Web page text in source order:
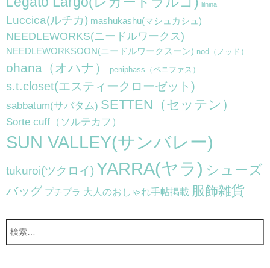
lilnina
Luccica(ルチカ) mashukashu(マシュカシュ)
NEEDLEWORKS(ニードルワークス)
NEEDLEWORKSOON(ニードルワークスーン) nod（ノッド）
ohana（オハナ） peniphass（ペニファス）
s.t.closet(エスティークローゼット)
sabbatum(サバタム) SETTEN（セッテン）
Sorte cuff（ソルテカフ）
SUN VALLEY(サンバレー)
tukuroi(ツクロイ) YARRA(ヤラ) シューズ
バッグ プチプラ 大人のおしゃれ手帖掲載 服飾雑貨